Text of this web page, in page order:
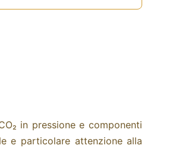
in pressione e componenti
e particolare attenzione alla